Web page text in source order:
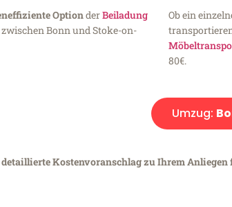
OptionderBeiladung
Bonn und Stoke-on-
Ob ein
80€.
Umzug:
Kostenvoranschlag zu Ihrem